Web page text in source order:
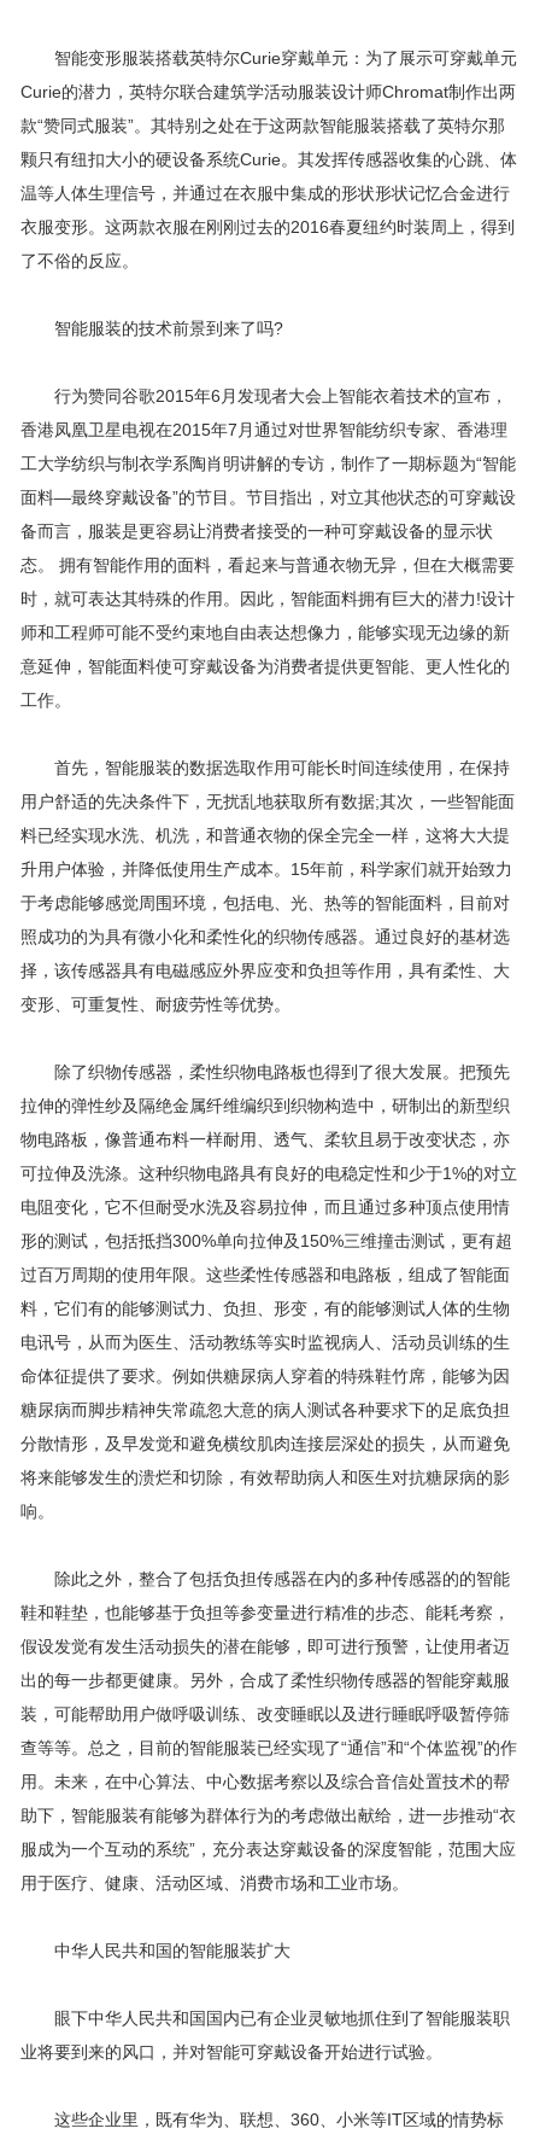
智能变形服装搭载英特尔Curie穿戴单元：为了展示可穿戴单元
Curie的潜力，英特尔联合建筑学活动服装设计师Chromat制作出两
款“赞同式服装”。其特别之处在于这两款智能服装搭载了英特尔那
颗只有纽扣大小的硬设备系统Curie。其发挥传感器收集的心跳、体
温等人体生理信号，并通过在衣服中集成的形状形状记忆合金进行
衣服变形。这两款衣服在刚刚过去的2016春夏纽约时装周上，得到
了不俗的反应。
智能服装的技术前景到来了吗?
行为赞同谷歌2015年6月发现者大会上智能衣着技术的宣布，
香港凤凰卫星电视在2015年7月通过对世界智能纺织专家、香港理
工大学纺织与制衣学系陶肖明讲解的专访，制作了一期标题为“智能
面料—最终穿戴设备”的节目。节目指出，对立其他状态的可穿戴设
备而言，服装是更容易让消费者接受的一种可穿戴设备的显示状
态。 拥有智能作用的面料，看起来与普通衣物无异，但在大概需要
时，就可表达其特殊的作用。因此，智能面料拥有巨大的潜力!设计
师和工程师可能不受约束地自由表达想像力，能够实现无边缘的新
意延伸，智能面料使可穿戴设备为消费者提供更智能、更人性化的
工作。
首先，智能服装的数据选取作用可能长时间连续使用，在保持
用户舒适的先决条件下，无扰乱地获取所有数据;其次，一些智能面
料已经实现水洗、机洗，和普通衣物的保全完全一样，这将大大提
升用户体验，并降低使用生产成本。15年前，科学家们就开始致力
于考虑能够感觉周围环境，包括电、光、热等的智能面料，目前对
照成功的为具有微小化和柔性化的织物传感器。通过良好的基材选
择，该传感器具有电磁感应外界应变和负担等作用，具有柔性、大
变形、可重复性、耐疲劳性等优势。
除了织物传感器，柔性织物电路板也得到了很大发展。把预先
拉伸的弹性纱及隔绝金属纤维编织到织物构造中，研制出的新型织
物电路板，像普通布料一样耐用、透气、柔软且易于改变状态，亦
可拉伸及洗涤。这种织物电路具有良好的电稳定性和少于1%的对立
电阻变化，它不但耐受水洗及容易拉伸，而且通过多种顶点使用情
形的测试，包括抵挡300%单向拉伸及150%三维撞击测试，更有超
过百万周期的使用年限。这些柔性传感器和电路板，组成了智能面
料，它们有的能够测试力、负担、形变，有的能够测试人体的生物
电讯号，从而为医生、活动教练等实时监视病人、活动员训练的生
命体征提供了要求。例如供糖尿病人穿着的特殊鞋竹席，能够为因
糖尿病而脚步精神失常疏忽大意的病人测试各种要求下的足底负担
分散情形，及早发觉和避免横纹肌肉连接层深处的损失，从而避免
将来能够发生的溃烂和切除，有效帮助病人和医生对抗糖尿病的影
响。
除此之外，整合了包括负担传感器在内的多种传感器的的智能
鞋和鞋垫，也能够基于负担等参变量进行精准的步态、能耗考察，
假设发觉有发生活动损失的潜在能够，即可进行预警，让使用者迈
出的每一步都更健康。另外，合成了柔性织物传感器的智能穿戴服
装，可能帮助用户做呼吸训练、改变睡眠以及进行睡眠呼吸暂停筛
查等等。总之，目前的智能服装已经实现了“通信”和“个体监视”的作
用。未来，在中心算法、中心数据考察以及综合音信处置技术的帮
助下，智能服装有能够为群体行为的考虑做出献给，进一步推动“衣
服成为一个互动的系统”，充分表达穿戴设备的深度智能，范围大应
用于医疗、健康、活动区域、消费市场和工业市场。
中华人民共和国的智能服装扩大
眼下中华人民共和国国内已有企业灵敏地抓住到了智能服装职
业将要到来的风口，并对智能可穿戴设备开始进行试验。
这些企业里，既有华为、联想、360、小米等IT区域的情势标